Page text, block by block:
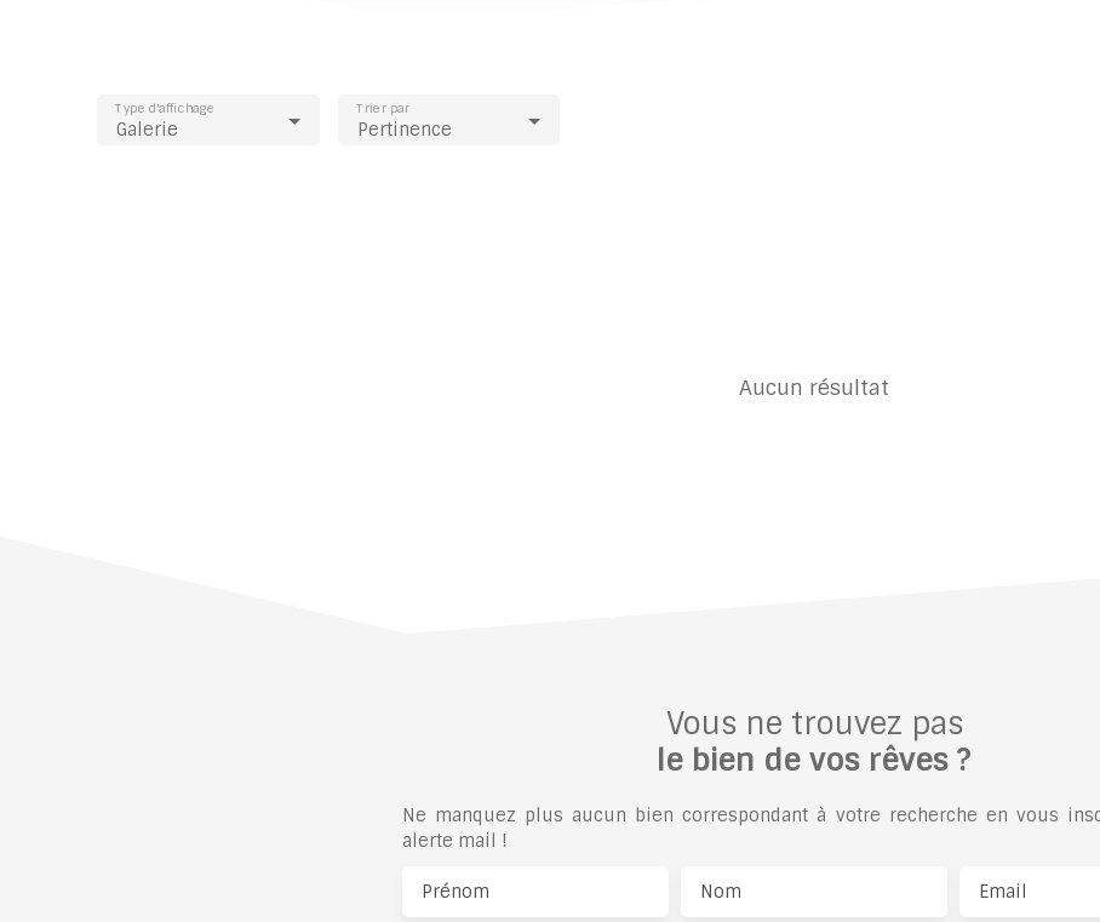
Galerie
Type d'affichage
Pertinence
Trier par
Aucun résultat
Vous ne trouvez pas
le bien de vos rêves ?
Ne manquez plus aucun bien correspondant à votre recherche en vous
alerte mail !
Prénom Nom Email